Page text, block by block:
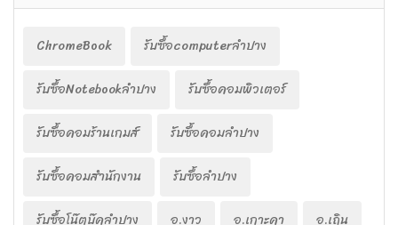
ChromeBook
รับซื้อcomputerลำปาง
รับซื้อNotebookลำปาง
รับซื้อคอมพิวเตอร์
รับซื้อคอมร้านเกมส์
รับซื้อคอมลำปาง
รับซื้อคอมสำนักงาน
รับซื้อลำปาง
รับซื้อโน๊ตบุ๊คลำปาง
อ.งาว อ.เกาะคา
อ.เถิน